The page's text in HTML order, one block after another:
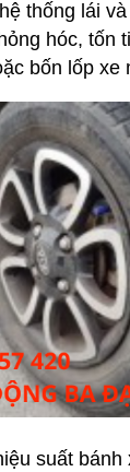
thống lái
hóc, tốn
bốn lốp xe
suất